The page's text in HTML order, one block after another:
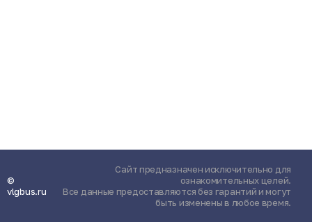
©
vlgbus.ru
Сайт предназначен исключительно для
ознакомительных целей.
Все данные предоставляются без гарантий и могут
быть изменены в любое время.